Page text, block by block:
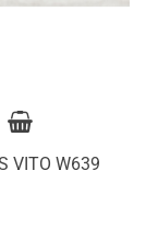
VITO W639